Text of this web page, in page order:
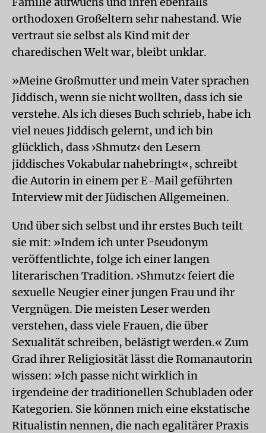
orthodoxen Großeltern sehr nahestand. Wie
vertraut sie selbst als Kind mit der
charedischen Welt war, bleibt unklar.
»Meine Großmutter und mein Vater sprachen
Jiddisch, wenn sie nicht wollten, dass ich sie
verstehe. Als ich dieses Buch schrieb, habe ich
viel neues Jiddisch gelernt, und ich bin
glücklich, dass ›Shmutz‹ den Lesern
jiddisches Vokabular nahebringt«, schreibt
die Autorin in einem per E-Mail geführten
Interview mit der Jüdischen Allgemeinen.
Und über sich selbst und ihr erstes Buch teilt
sie mit: »Indem ich unter Pseudonym
veröffentlichte, folge ich einer langen
literarischen Tradition. ›Shmutz‹ feiert die
sexuelle Neugier einer jungen Frau und ihr
Vergnügen. Die meisten Leser werden
verstehen, dass viele Frauen, die über
Sexualität schreiben, belästigt werden.« Zum
Grad ihrer Religiosität lässt die Romanautorin
wissen: »Ich passe nicht wirklich in
irgendeine der traditionellen Schubladen oder
Kategorien. Sie können mich eine ekstatische
Ritualistin nennen, die nach egalitärer Praxis